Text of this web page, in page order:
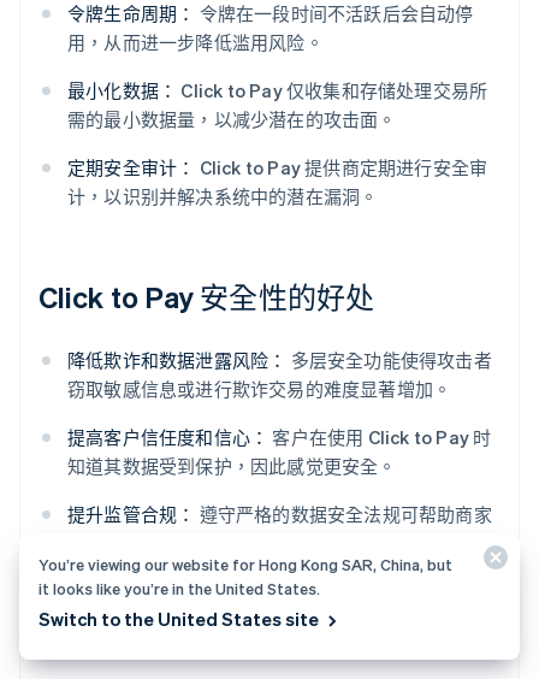
令牌生命周期： 令牌在一段时间不活跃后会自动停
用，从而进一步降低滥用风险。
最小化数据： Click to Pay 仅收集和存储处理交易所
需的最小数据量，以减少潜在的攻击面。
定期安全审计： Click to Pay 提供商定期进行安全审
计，以识别并解决系统中的潜在漏洞。
Click to Pay 安全性的好处
降低欺诈和数据泄露风险： 多层安全功能使得攻击者
窃取敏感信息或进行欺诈交易的难度显著增加。
提高客户信任度和信心： 客户在使用 Click to Pay 时
知道其数据受到保护，因此感觉更安全。
提升监管合规： 遵守严格的数据安全法规可帮助商家
更顺畅的结账流程：生物识别等安全用户身份验证方
法可以加快结账流程，从而进一步改善客户体验。
You’re viewing our website for Hong Kong SAR, China, but
it looks like you’re in the United States.
Switch to the United States site